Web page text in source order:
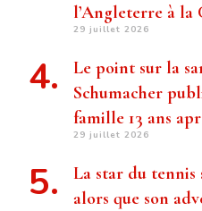
l’Angleterre à la
29 juillet 2026
Le point sur la
Schumacher
famille 13 ans
29 juillet 2026
La star du tennis
alors que son